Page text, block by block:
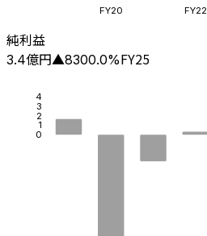
FY20 FY22
純利益
3.4億円▲8300.0%FY25
0
1
2
3
4